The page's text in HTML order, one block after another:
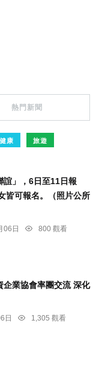
熱門新聞
健康 旅遊
誼」，6日至11日報
皆可報名。（照片公所
06日
800 觀看
企業協會率團交流 深化
日
1,305 觀看